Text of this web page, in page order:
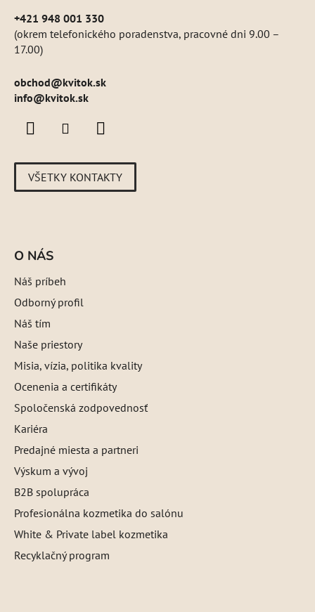
+421 948 001 330
(okrem telefonického poradenstva, pracovné dni 9.00 –
17.00)
obchod@kvitok.sk
info@kvitok.sk
VŠETKY KONTAKTY
O NÁS
Náš príbeh
Odborný profil
Náš tím
Naše priestory
Misia, vízia, politika kvality
Ocenenia a certifikáty
Spoločenská zodpovednosť
Kariéra
Predajné miesta a partneri
Výskum a vývoj
B2B spolupráca
Profesionálna kozmetika do salónu
White & Private label kozmetika
Recyklačný program